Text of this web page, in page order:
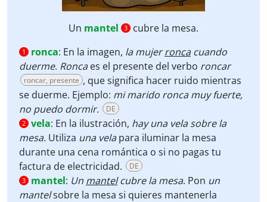
Un mantel 3 cubre la mesa.
1 ronca: En la imagen, la mujerroncacuando
duerme. Roncaes el presente del verbo roncar
roncar, presente , que significa hacer ruido mientras
se duerme. Ejemplo: mi marido ronca muy fuerte,
no puedo dormir.
DE
2 vela: En la ilustración, hay una vela sobre la
mesa. Utiliza una velapara iluminar la mesa
durante una cena romántica o si no pagas tu
factura de electricidad.
DE
3 mantel: Un mantelcubre la mesa. Pon un
mantelsobre la mesa si quieres mantenerla